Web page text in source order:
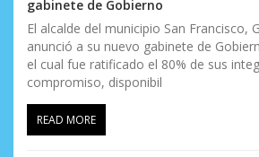
gabinete de Gobierno
El alcalde del municipio San Francisco,
anunció a su nuevo gabinete de
el cual fue ratificado el 80% de sus
compromiso, disponibil
READ MORE